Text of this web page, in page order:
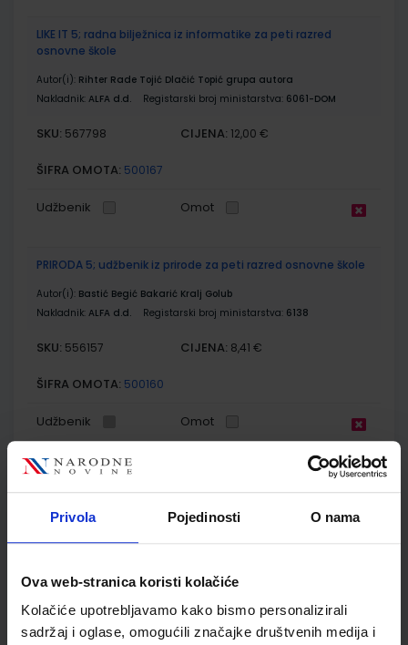
Privola Pojedinosti O nama
Ova web-stranica koristi kolačiće
Kolačiće upotrebljavamo kako bismo personalizirali
sadržaj i oglase, omogućili značajke društvenih medija i
LIKE IT 5; radna bilježnica iz informatike za peti razred
osnovne škole
Autor(i): Rihter Rade Tojić Dlačić Topić grupa autora
Nakladnik: ALFA d.d. Registarski broj ministarstva: 6061-DOM
SKU: 567798 CIJENA: 12,00 €
ŠIFRA OMOTA: 500167
Udžbenik Omot
PRIRODA 5; udžbenik iz prirode za peti razred osnovne škole
Autor(i): Bastić Begić Bakarić Kralj Golub
Nakladnik: ALFA d.d. Registarski broj ministarstva: 6138
SKU: 556157 CIJENA: 8,41 €
ŠIFRA OMOTA: 500160
Udžbenik Omot
PRIRODA 5; radna bilježnica za peti razred osnovne škole
Registarski broj ministarstva:
Udžbenik Omot